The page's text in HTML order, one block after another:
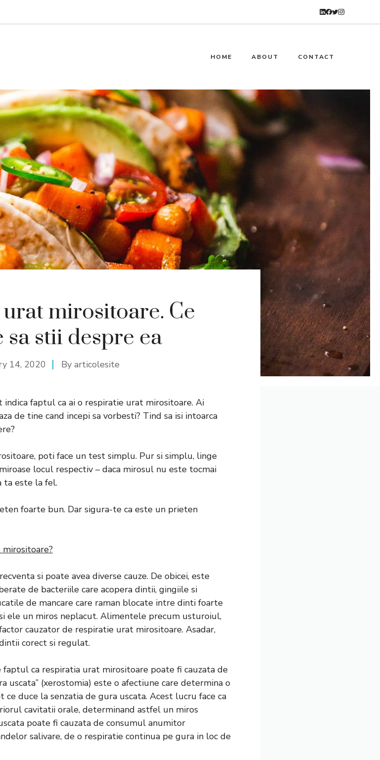
HOME ABOUT CONTACT
mirositoare. Ce
stii despre ea
14, 2020 By articolesite
indica faptul ca ai o respiratie urat mirositoare. Ai
de tine cand incepi sa vorbesti? Tind sa isi intoarca
poti face un test simplu. Pur si simplu, linge
locul respectiv – daca mirosul nu este tocmai
ta este la fel.
foarte bun. Dar sigura-te ca este un prieten
si poate avea diverse cauze. De obicei, este
de bacteriile care acopera dintii, gingiile si
de mancare care raman blocate intre dinti foarte
ele un miros neplacut. Alimentele precum usturoiul,
cauzator de respiratie urat mirositoare. Asadar,
corect si regulat.
ca respiratia urat mirositoare poate fi cauzata de
uscata” (xerostomia) este o afectiune care determina o
ce duce la senzatia de gura uscata. Acest lucru face ca
cavitatii orale, determinand astfel un miros
poate fi cauzata de consumul anumitor
salivare, de o respiratie continua pe gura in loc de